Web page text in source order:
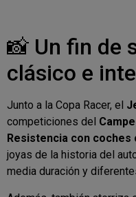
📸 Un fin de
clásico e
Junto a la Copa Racer, el
competiciones del
Resistencia con coches
joyas de la historia del
media duración y